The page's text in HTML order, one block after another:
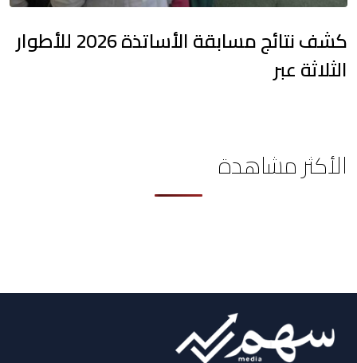
كشف نتائج مسابقة الأساتذة 2026 للأطوار
الثلاثة عبر
الأكثر مشاهدة